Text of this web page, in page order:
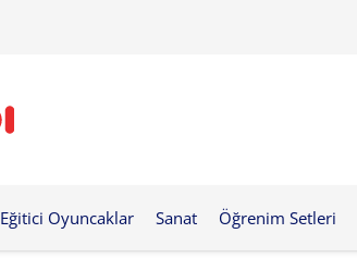
Eğitici Oyuncaklar Sanat Öğrenim Setleri